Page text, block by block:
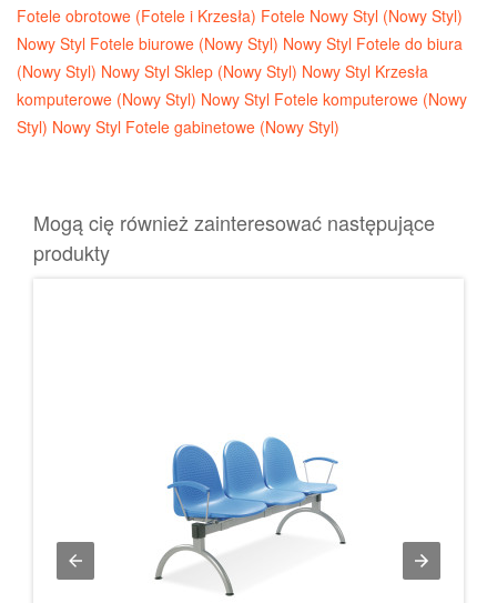
Fotele obrotowe (Fotele i Krzesła) Fotele Nowy Styl (Nowy Styl)
Nowy Styl Fotele biurowe (Nowy Styl) Nowy Styl Fotele do biura
(Nowy Styl) Nowy Styl Sklep (Nowy Styl) Nowy Styl Krzesła
komputerowe (Nowy Styl) Nowy Styl Fotele komputerowe (Nowy
Styl) Nowy Styl Fotele gabinetowe (Nowy Styl)
Mogą cię również zainteresować następujące
produkty